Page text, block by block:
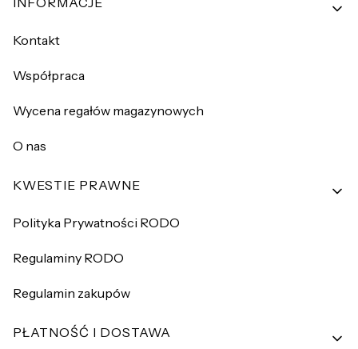
Kontakt
Współpraca
Wycena regałów magazynowych
O nas
KWESTIE PRAWNE
Polityka Prywatności RODO
Regulaminy RODO
Regulamin zakupów
PŁATNOŚĆ I DOSTAWA